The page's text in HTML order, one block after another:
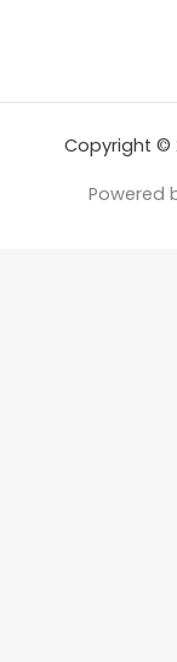
Copyright ©
Powered